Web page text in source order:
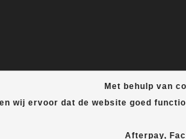
Met behulp van
wij ervoor dat de website goed
Afterpay,